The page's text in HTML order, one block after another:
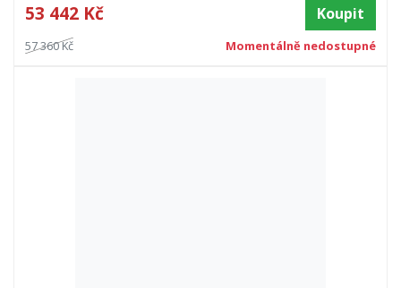
53 442 Kč Koupit
57 360 Kč Momentálně nedostupné